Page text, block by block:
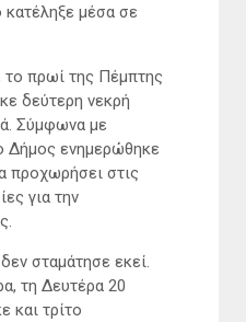
μέσα σε
πρωί της Πέμπτης
δεύτερη νεκρή
Σύμφωνα με
Δήμος ενημερώθηκε
προχωρήσει στις
για την
σταμάτησε εκεί.
τη Δευτέρα 20
και τρίτο